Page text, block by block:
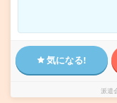
気になる!
派遣